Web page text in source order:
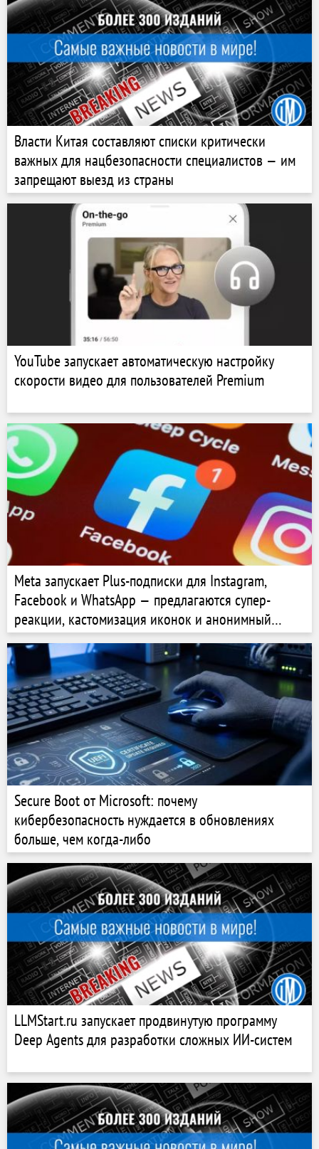
Власти Китая составляют списки критически
важных для нацбезопасности специалистов — им
запрещают выезд из страны
YouTube запускает автоматическую настройку
скорости видео для пользователей Premium
Meta запускает Plus-подписки для Instagram,
Facebook и WhatsApp — предлагаются супер-
реакции, кастомизация иконок и анонимный
просмотр Stories
Secure Boot от Microsoft: почему
кибербезопасность нуждается в обновлениях
больше, чем когда-либо
LLMStart.ru запускает продвинутую программу
Deep Agents для разработки сложных ИИ-систем